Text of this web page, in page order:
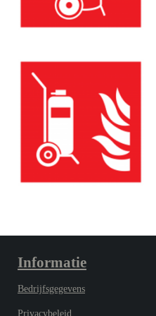
Informatie
Bedrijfsgegevens
Privacybeleid